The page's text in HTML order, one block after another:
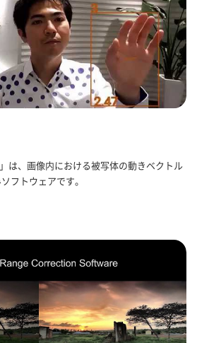
は、画像内における被写体の動きベクトル
フトウェアです。